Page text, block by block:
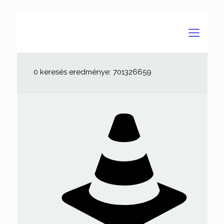
0 keresés eredménye: 701326659